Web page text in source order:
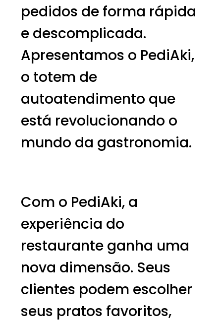
pedidos de forma rápida
e descomplicada.
Apresentamos o PediAki,
o totem de
autoatendimento que
está revolucionando o
mundo da gastronomia.
Com o PediAki, a
experiência do
restaurante ganha uma
nova dimensão. Seus
clientes podem escolher
seus pratos favoritos,